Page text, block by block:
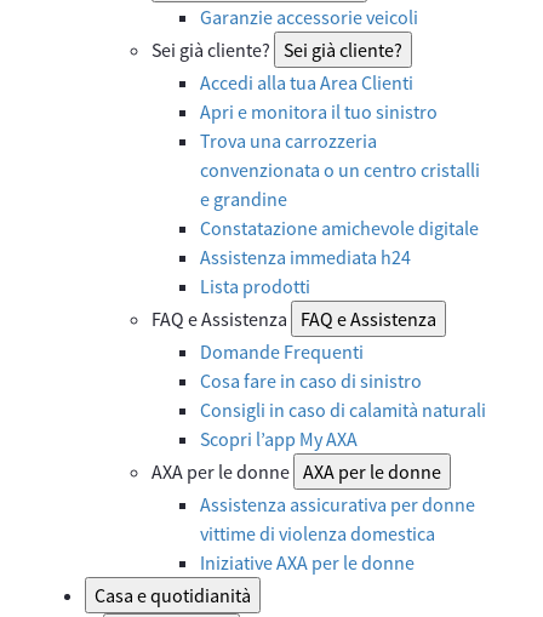
Garanzie accessorie veicoli
Sei già cliente? Sei già cliente?
Accedi alla tua Area Clienti
Apri e monitora il tuo sinistro
Trova una carrozzeria
convenzionata o un centro cristalli
e grandine
Constatazione amichevole digitale
Assistenza immediata h24
Lista prodotti
FAQ e Assistenza
FAQ e Assistenza
Domande Frequenti
Cosa fare in caso di sinistro
Consigli in caso di calamità naturali
Scopri l’app My AXA
AXA per le donne AXA per le donne
Assistenza assicurativa per donne
vittime di violenza domestica
Iniziative AXA per le donne
Casa e quotidianità